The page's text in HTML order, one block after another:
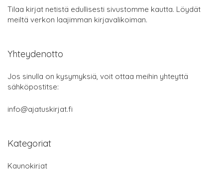
Tilaa kirjat netistä edullisesti sivustomme kautta. Löydät
meiltä verkon laajimman kirjavalikoiman.
Yhteydenotto
Jos sinulla on kysymyksiä, voit ottaa meihin yhteyttä
sähköpostitse:
info@ajatuskirjat.fi
Kategoriat
Kaunokirjat